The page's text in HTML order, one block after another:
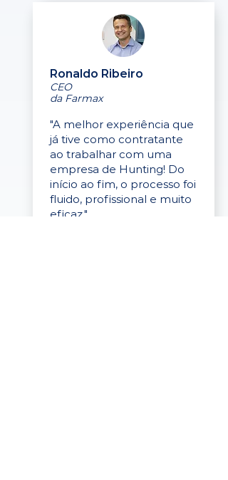
Ronaldo Ribeiro
CEO
da Farmax
"A melhor experiência que
já tive como contratante
ao trabalhar com uma
empresa de Hunting! Do
início ao fim, o processo foi
fluido, profissional e muito
eficaz."